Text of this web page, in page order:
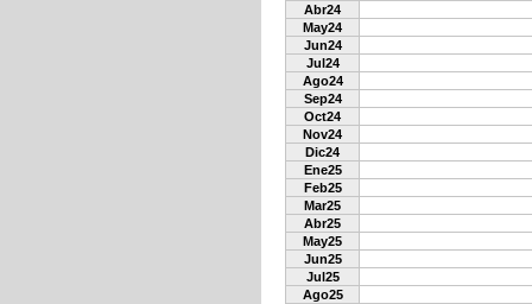
Abr24
May24
Jun24
Jul24
Ago24
Sep24
Oct24
Nov24
Dic24
Ene25
Feb25
Mar25
Abr25
May25
Jun25
Jul25
Ago25